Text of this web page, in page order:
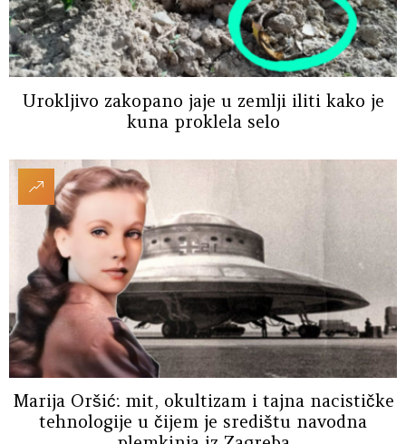
Urokljivo zakopano jaje u zemlji iliti kako je
kuna proklela selo
Marija Oršić: mit, okultizam i tajna nacističke
tehnologije u čijem je središtu navodna